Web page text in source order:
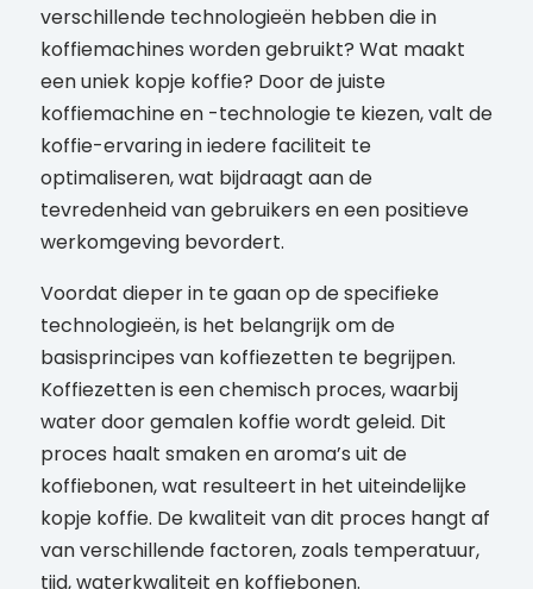
verschillende technologieën hebben die in
koffiemachines worden gebruikt? Wat maakt
een uniek kopje koffie? Door de juiste
koffiemachine en -technologie te kiezen, valt de
koffie-ervaring in iedere faciliteit te
optimaliseren, wat bijdraagt aan de
tevredenheid van gebruikers en een positieve
werkomgeving bevordert.
Voordat dieper in te gaan op de specifieke
technologieën, is het belangrijk om de
basisprincipes van koffiezetten te begrijpen.
Koffiezetten is een chemisch proces, waarbij
water door gemalen koffie wordt geleid. Dit
proces haalt smaken en aroma’s uit de
koffiebonen, wat resulteert in het uiteindelijke
kopje koffie. De kwaliteit van dit proces hangt af
van verschillende factoren, zoals temperatuur,
tijd, waterkwaliteit en koffiebonen.